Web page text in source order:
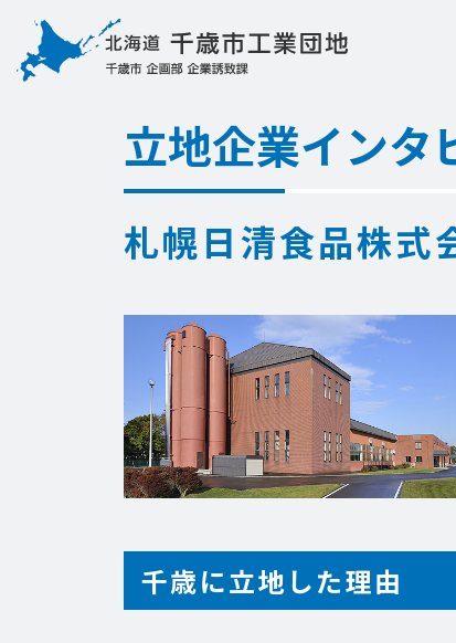
立地企業インタ
札幌日清食品株式
千歳に立地した理由